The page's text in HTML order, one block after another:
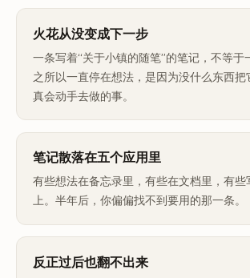
火花从没变成下一步
一条写着“关于小镇的随笔”的笔记，不等于
之所以一直停在想法，是因为没什么东西把
真会动手去做的事。
笔记散落在五个应用里
有些想法在备忘录里，有些在文档里，有
上。半年后，你偏偏找不到要用的那一条。
反正过后也翻不出来